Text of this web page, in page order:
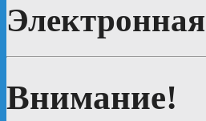
Внимание!